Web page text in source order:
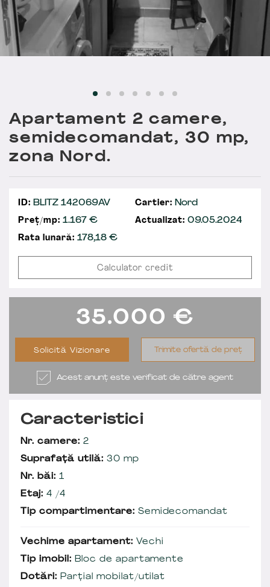
Apartament 2 camere,
semidecomandat, 30 mp,
zona Nord.
ID: BLITZ 142069AV Cartier: Nord
Preț/mp: 1.167 € Actualizat: 09.05.2024
Rata lunară: 178,18€
Calculator credit
35.000 €
Solicită Vizionare Trimite ofertă de preț
Acest anunț este verificat de către agent
Caracteristici
Nr. camere: 2
Suprafață utilă: 30 mp
Nr. băi: 1
Etaj: 4 /4
Tip compartimentare: Semidecomandat
Vechime apartament: Vechi
Tip imobil: Bloc de apartamente
Dotări: Parțial mobilat/utilat